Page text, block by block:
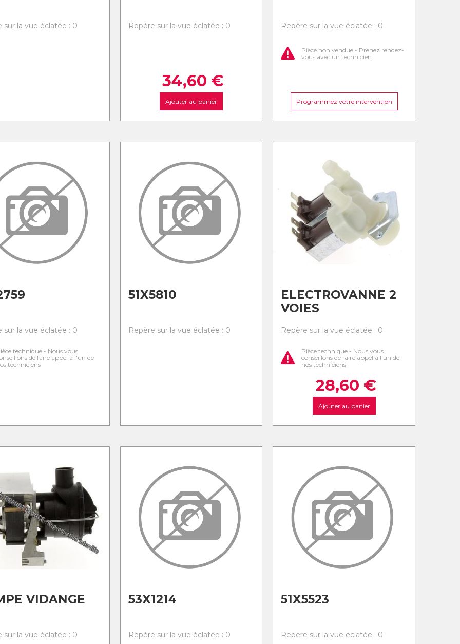
sur la vue éclatée : 0 Repère sur la vue éclatée : 0
34,60 €
Ajouter au panier
Repère sur la vue éclatée : 0
Pièce non vendue - Prenez rendez-
vous avec un technicien
Programmez votre intervention
sur la vue éclatée : 0
technique - Nous vous
de faire appel à l'un de
techniciens
51X5810
Repère sur la vue éclatée : 0
ELECTROVANNE 2
VOIES
Repère sur la vue éclatée : 0
Pièce technique - Nous vous
conseillons de faire appel à l'un de
nos techniciens
28,60 €
Ajouter au panier
VIDANGE
sur la vue éclatée : 0
53X1214
Repère sur la vue éclatée : 0
51X5523
Repère sur la vue éclatée : 0